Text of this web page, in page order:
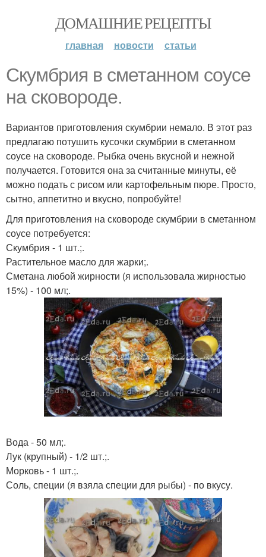
ДОМАШНИЕ РЕЦЕПТЫ
главная новости статьи
Скумбрия в сметанном соусе
на сковороде.
Вариантов приготовления скумбрии немало. В этот раз
предлагаю потушить кусочки скумбрии в сметанном
соусе на сковороде. Рыбка очень вкусной и нежной
получается. Готовится она за считанные минуты, её
можно подать с рисом или картофельным пюре. Просто,
сытно, аппетитно и вкусно, попробуйте!
Для приготовления на сковороде скумбрии в сметанном
соусе потребуется:
Скумбрия - 1 шт.;.
Растительное масло для жарки;.
Сметана любой жирности (я использовала жирностью
15%) - 100 мл;.
Вода - 50 мл;.
Лук (крупный) - 1/2 шт.;.
Морковь - 1 шт.;.
Соль, специи (я взяла специи для рыбы) - по вкусу.